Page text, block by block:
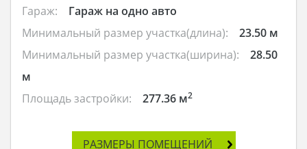
Гараж:
Гараж на одно авто
Минимальный размер участка(длина):
23.50 м
Минимальный размер участка(ширина):
28.50
м
Площадь застройки:
277.36 м2
РАЗМЕРЫ ПОМЕЩЕНИЙ